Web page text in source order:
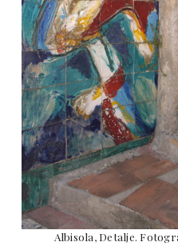
Albisola, Detalje.